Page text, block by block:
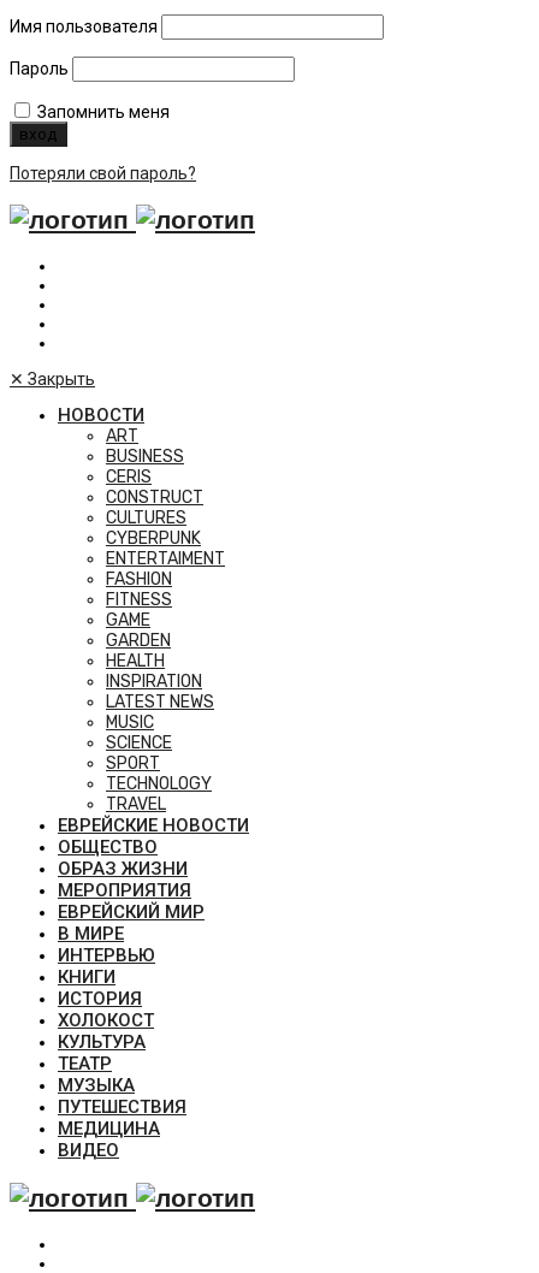
Имя пользователя
Пароль
Запомнить меня
Потеряли свой пароль?
✕ Закрыть
НОВОСТИ
ART
BUSINESS
CERIS
CONSTRUCT
CULTURES
CYBERPUNK
ENTERTAIMENT
FASHION
FITNESS
GAME
GARDEN
HEALTH
INSPIRATION
LATEST NEWS
MUSIC
SCIENCE
SPORT
TECHNOLOGY
TRAVEL
ЕВРЕЙСКИЕ НОВОСТИ
ОБЩЕСТВО
ОБРАЗ ЖИЗНИ
МЕРОПРИЯТИЯ
ЕВРЕЙСКИЙ МИР
В МИРЕ
ИНТЕРВЬЮ
КНИГИ
ИСТОРИЯ
ХОЛОКОСТ
КУЛЬТУРА
ТЕАТР
МУЗЫКА
ПУТЕШЕСТВИЯ
МЕДИЦИНА
ВИДЕО